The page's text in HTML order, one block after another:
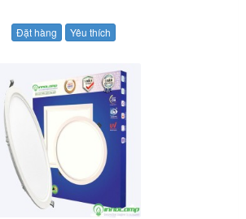
Đặt hàng Yêu thích